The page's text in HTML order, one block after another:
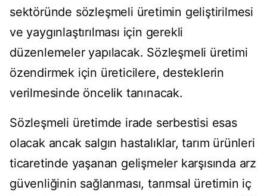
sektöründe sözleşmeli üretimin geliştirilmesi
ve yaygınlaştırılması için gerekli
düzenlemeler yapılacak. Sözleşmeli üretimi
özendirmek için üreticilere, desteklerin
verilmesinde öncelik tanınacak.
Sözleşmeli üretimde irade serbestisi esas
olacak ancak salgın hastalıklar, tarım ürünleri
ticaretinde yaşanan gelişmeler karşısında arz
güvenliğinin sağlanması, tarımsal üretimin iç